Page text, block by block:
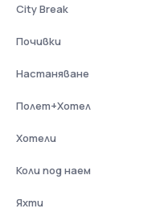
City Break
Почивки
Настаняване
Полет+Хотел
Хотели
Коли под наем
Яхти